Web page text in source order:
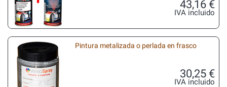
43,16 €
IVA incluido
Pintura metalizada o perlada en frasco
30,25 €
IVA incluido